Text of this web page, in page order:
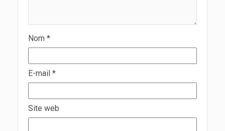
Nom *
E-mail *
Site web